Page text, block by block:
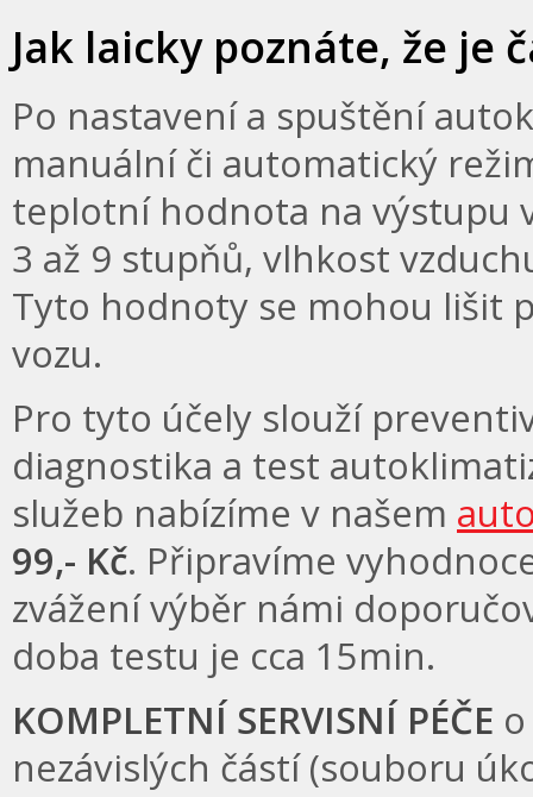
Jak laicky poznáte, že je
Po nastavení a spuštění
manuální či automatický
teplotní hodnota na výstupu
3 až 9 stupňů, vlhkost
Tyto hodnoty se mohou lišit
vozu.
Pro tyto účely slouží
diagnostika a test
služeb nabízíme v našem
99,- Kč. Připravíme
zvážení výběr námi
doba testu je cca 15min.
KOMPLETNÍ SERVISNÍ PÉČE
nezávislých částí (souboru